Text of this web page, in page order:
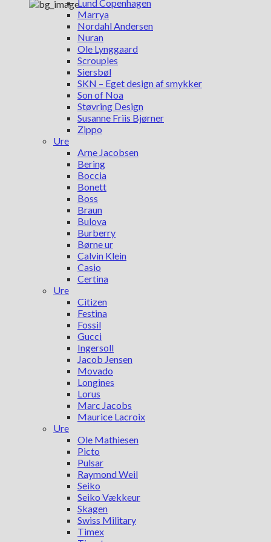
Lund Copenhagen
Marrya
Nordahl Andersen
Nuran
Ole Lynggaard
Scrouples
Siersbøl
SKN – Eget design af smykker
Son of Noa
Støvring Design
Susanne Friis Bjørner
Zippo
Ure
Arne Jacobsen
Bering
Boccia
Bonett
Boss
Braun
Bulova
Burberry
Børne ur
Calvin Klein
Casio
Certina
Ure
Citizen
Festina
Fossil
Gucci
Ingersoll
Jacob Jensen
Movado
Longines
Lorus
Marc Jacobs
Maurice Lacroix
Ure
Ole Mathiesen
Picto
Pulsar
Raymond Weil
Seiko
Seiko Vækkeur
Skagen
Swiss Military
Timex